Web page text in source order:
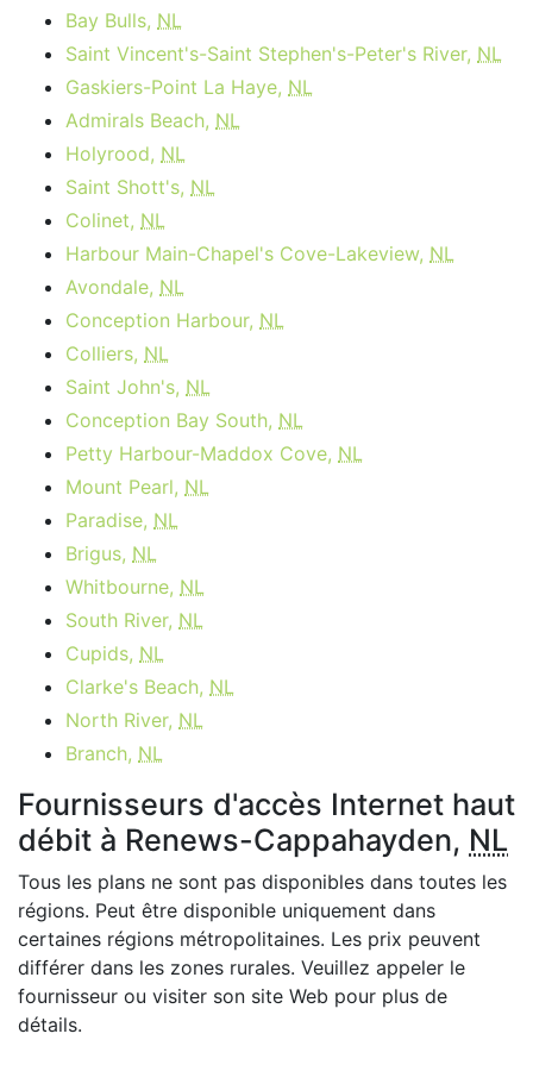
Bay Bulls, NL
Saint Vincent's-Saint Stephen's-Peter's River, NL
Gaskiers-Point La Haye, NL
Admirals Beach, NL
Holyrood, NL
Saint Shott's, NL
Colinet, NL
Harbour Main-Chapel's Cove-Lakeview, NL
Avondale, NL
Conception Harbour, NL
Colliers, NL
Saint John's, NL
Conception Bay South, NL
Petty Harbour-Maddox Cove, NL
Mount Pearl, NL
Paradise, NL
Brigus, NL
Whitbourne, NL
South River, NL
Cupids, NL
Clarke's Beach, NL
North River, NL
Branch, NL
Fournisseurs d'accès Internet haut
débit à Renews-Cappahayden, NL
Tous les plans ne sont pas disponibles dans toutes les
régions. Peut être disponible uniquement dans
certaines régions métropolitaines. Les prix peuvent
différer dans les zones rurales. Veuillez appeler le
fournisseur ou visiter son site Web pour plus de
détails.